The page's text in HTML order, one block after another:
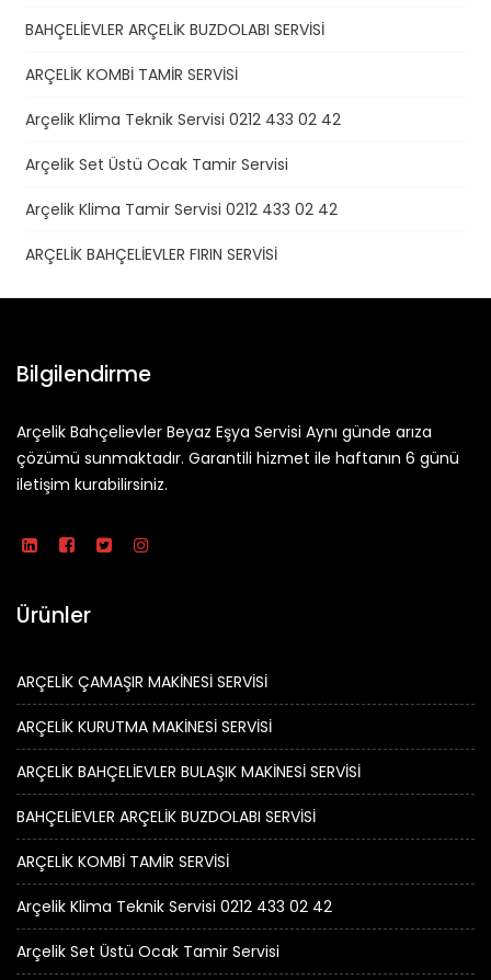
BAHÇELİEVLER ARÇELİK BUZDOLABI SERVİSİ
ARÇELİK KOMBİ TAMİR SERVİSİ
Arçelik Klima Teknik Servisi 0212 433 02 42
Arçelik Set Üstü Ocak Tamir Servisi
Arçelik Klima Tamir Servisi 0212 433 02 42
ARÇELİK BAHÇELİEVLER FIRIN SERVİSİ
Bilgilendirme
Arçelik Bahçelievler Beyaz Eşya Servisi Aynı günde arıza
çözümü sunmaktadır. Garantili hizmet ile haftanın 6 günü
iletişim kurabilirsiniz.
Ürünler
ARÇELİK ÇAMAŞIR MAKİNESİ SERVİSİ
ARÇELİK KURUTMA MAKİNESİ SERVİSİ
ARÇELİK BAHÇELİEVLER BULAŞIK MAKİNESİ SERVİSİ
BAHÇELİEVLER ARÇELİK BUZDOLABI SERVİSİ
ARÇELİK KOMBİ TAMİR SERVİSİ
Arçelik Klima Teknik Servisi 0212 433 02 42
Arçelik Set Üstü Ocak Tamir Servisi